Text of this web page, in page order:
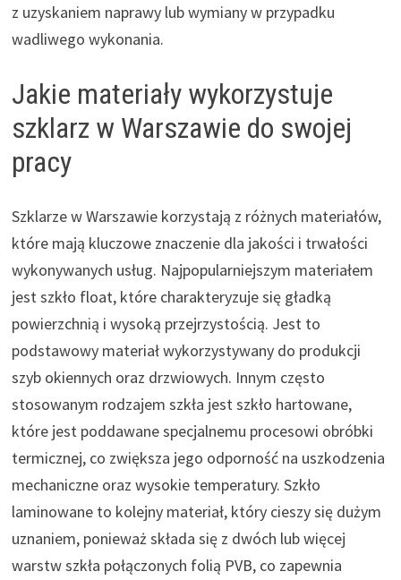
z uzyskaniem naprawy lub wymiany w przypadku
wadliwego wykonania.
Jakie materiały wykorzystuje
szklarz w Warszawie do swojej
pracy
Szklarze w Warszawie korzystają z różnych materiałów,
które mają kluczowe znaczenie dla jakości i trwałości
wykonywanych usług. Najpopularniejszym materiałem
jest szkło float, które charakteryzuje się gładką
powierzchnią i wysoką przejrzystością. Jest to
podstawowy materiał wykorzystywany do produkcji
szyb okiennych oraz drzwiowych. Innym często
stosowanym rodzajem szkła jest szkło hartowane,
które jest poddawane specjalnemu procesowi obróbki
termicznej, co zwiększa jego odporność na uszkodzenia
mechaniczne oraz wysokie temperatury. Szkło
laminowane to kolejny materiał, który cieszy się dużym
uznaniem, ponieważ składa się z dwóch lub więcej
warstw szkła połączonych folią PVB, co zapewnia